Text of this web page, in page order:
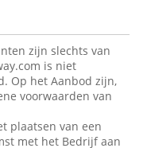
zijn slechts van
is niet
Op het Aanbod zijn,
voorwaarden van
plaatsen van een
met het Bedrijf aan